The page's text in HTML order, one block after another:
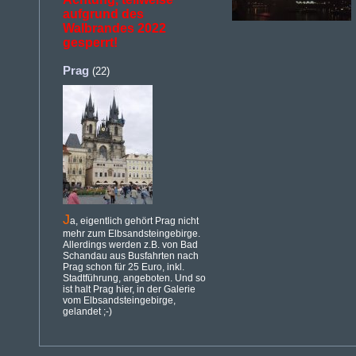
aufgrund des
Walbrandes 2022
gesperrt!
Prag (22)
Ja, eigentlich gehört Prag nicht
mehr zum Elbsandsteingebirge.
Allerdings werden z.B. von Bad
Schandau aus Busfahrten nach
Prag schon für 25 Euro, inkl.
Stadtführung, angeboten. Und so
ist halt Prag hier, in der Galerie
vom Elbsandsteingebirge,
gelandet ;-)